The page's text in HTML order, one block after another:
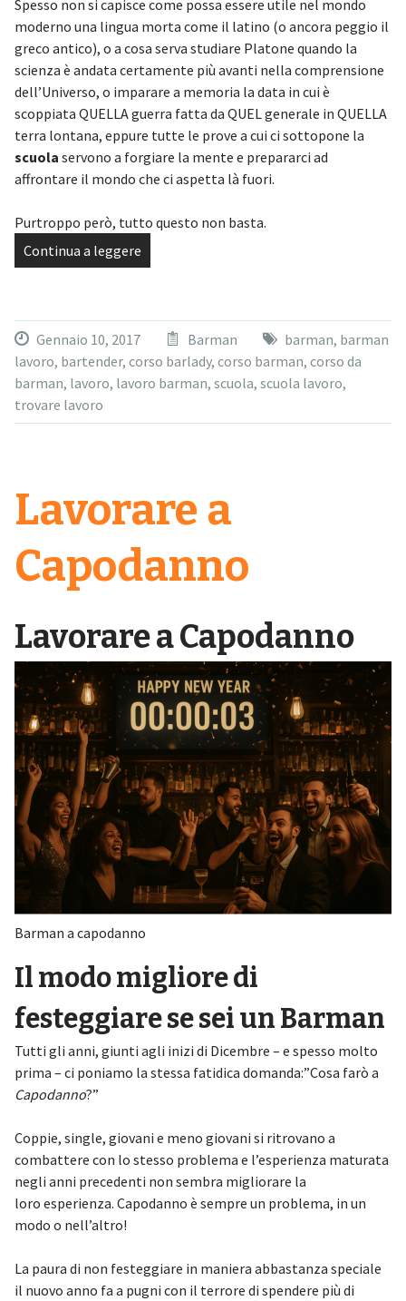
Spesso non si capisce come possa essere utile nel mondo
moderno una lingua morta come il latino (o ancora peggio il
greco antico), o a cosa serva studiare Platone quando la
scienza è andata certamente più avanti nella comprensione
dell’Universo, o imparare a memoria la data in cui è
scoppiata QUELLA guerra fatta da QUEL generale in QUELLA
terra lontana, eppure tutte le prove a cui ci sottopone la
scuola servono a forgiare la mente e prepararci ad
affrontare il mondo che ci aspetta là fuori.
Purtroppo però, tutto questo non basta.
Continua a leggere
Gennaio 10, 2017 Barman barman, barman
lavoro, bartender, corso barlady, corso barman, corso da
barman, lavoro, lavoro barman, scuola, scuola lavoro,
trovare lavoro
Lavorare a
Capodanno
Lavorare a Capodanno
Barman a capodanno
Il modo migliore di
festeggiare se sei un Barman
Tutti gli anni, giunti agli inizi di Dicembre – e spesso molto
prima – ci poniamo la stessa fatidica domanda:”Cosa farò a
Capodanno?”
Coppie, single, giovani e meno giovani si ritrovano a
combattere con lo stesso problema e l’esperienza maturata
negli anni precedenti non sembra migliorare la
loro esperienza. Capodanno è sempre un problema, in un
modo o nell’altro!
La paura di non festeggiare in maniera abbastanza speciale
il nuovo anno fa a pugni con il terrore di spendere più di